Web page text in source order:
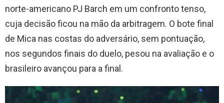
norte-americano PJ Barch em um confronto tenso,
cuja decisão ficou na mão da arbitragem. O bote final
de Mica nas costas do adversário, sem pontuação,
nos segundos finais do duelo, pesou na avaliação e o
brasileiro avançou para a final.